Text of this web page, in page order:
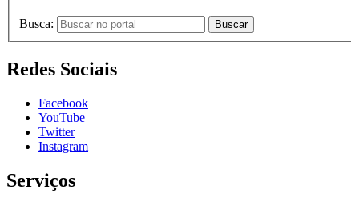
Busca: Buscar
Redes Sociais
Facebook
YouTube
Twitter
Instagram
Serviços